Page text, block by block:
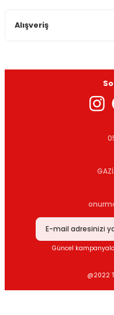
Alışveriş
Güncel
@2022